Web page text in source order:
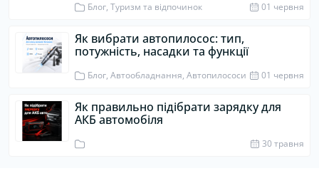
Блог, Туризм та відпочинок 01 червня
Як вибрати автопилосос: тип,
потужність, насадки та функції
Блог, Автообладнання, Автопилососи 01 червня
Як правильно підібрати зарядку для
АКБ автомобіля
30 травня